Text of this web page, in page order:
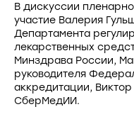
В дискуссии
участие Валерия
Департамента
лекарственных
Минздрава России,
руководителя
аккредитации,
СберМедИИ.